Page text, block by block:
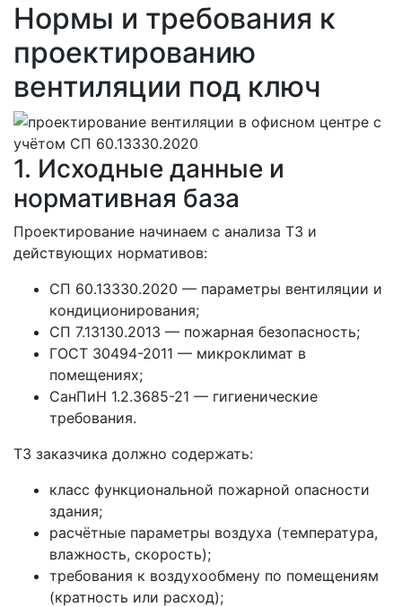
Нормы и требования к
проектированию
вентиляции под ключ
1. Исходные данные и
нормативная база
Проектирование начинаем с анализа ТЗ и
действующих нормативов:
СП 60.13330.2020 — параметры вентиляции и
кондиционирования;
СП 7.13130.2013 — пожарная безопасность;
ГОСТ 30494-2011 — микроклимат в
помещениях;
СанПиН 1.2.3685-21 — гигиенические
требования.
ТЗ заказчика должно содержать:
класс функциональной пожарной опасности
здания;
расчётные параметры воздуха (температура,
влажность, скорость);
требования к воздухообмену по помещениям
(кратность или расход);